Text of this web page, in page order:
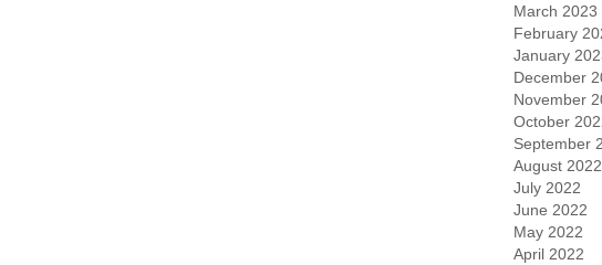
March 2023
February
January
December
November
October
September
August 2022
July 2022
June 2022
May 2022
April 2022